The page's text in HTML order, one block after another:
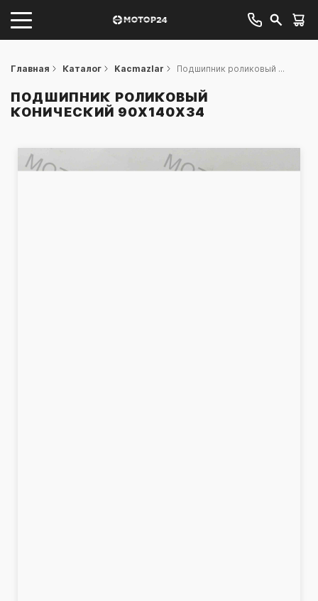
Главная Каталог Kacmazlar Подшипник роликовый ...
ПОДШИПНИК РОЛИКОВЫЙ
КОНИЧЕСКИЙ 90X140X34